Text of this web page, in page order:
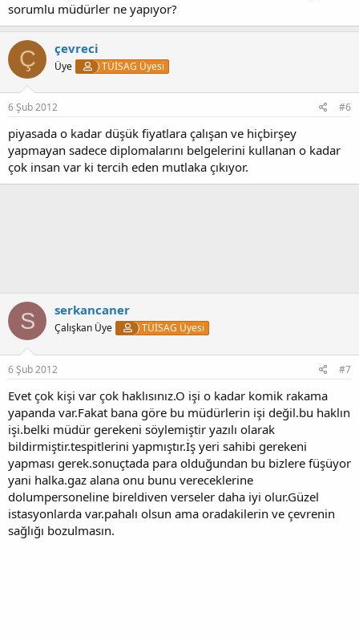
sorumlu müdürler ne yapıyor?
Ç çevreci
Üye TÜİSAG Üyesi
6 Şub 2012 #6
piyasada o kadar düşük fiyatlara çalışan ve hiçbirşey
yapmayan sadece diplomalarını belgelerini kullanan o kadar
çok insan var ki tercih eden mutlaka çıkıyor.
S serkancaner
Çalışkan Üye TÜİSAG Üyesi
6 Şub 2012 #7
Evet çok kişi var çok haklısınız.O işi o kadar komik rakama
yapanda var.Fakat bana göre bu müdürlerin işi değil.bu haklın
işi.belki müdür gerekeni söylemiştir yazılı olarak
bildirmiştir.tespitlerini yapmıştır.İş yeri sahibi gerekeni
yapması gerek.sonuçtada para olduğundan bu bizlere füşüyor
yani halka.gaz alana onu bunu vereceklerine
dolumpersoneline bireldiven verseler daha iyi olur.Güzel
istasyonlarda var.pahalı olsun ama oradakilerin ve çevrenin
sağlığı bozulmasın.